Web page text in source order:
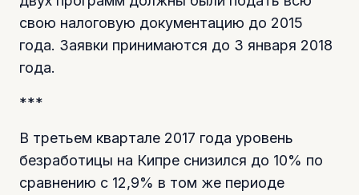
свою налоговую документацию до 2015
года. Заявки принимаются до 3 января 2018
года.
***
В третьем квартале 2017 года уровень
безработицы на Кипре снизился до 10% по
сравнению с 12,9% в том же периоде